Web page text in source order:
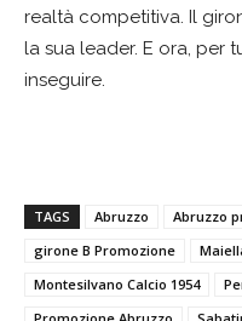
realtà competitiva. Il
la sua leader. E ora, per
inseguire.
TAGS Abruzzo Abruzzo
girone B Promozione
Montesilvano Calcio 1954